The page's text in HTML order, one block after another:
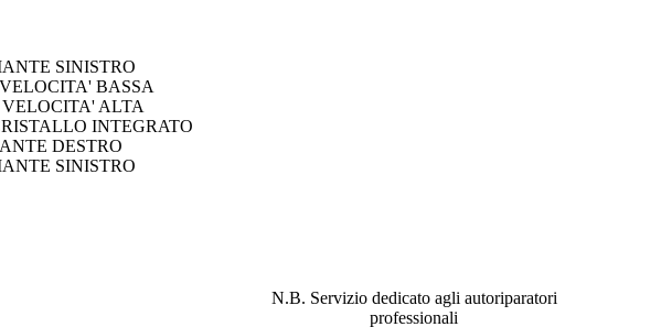
SINISTRO
BASSA
ALTA
INTEGRATO
DESTRO
SINISTRO
N.B. Servizio dedicato agli autoriparatori
professionali